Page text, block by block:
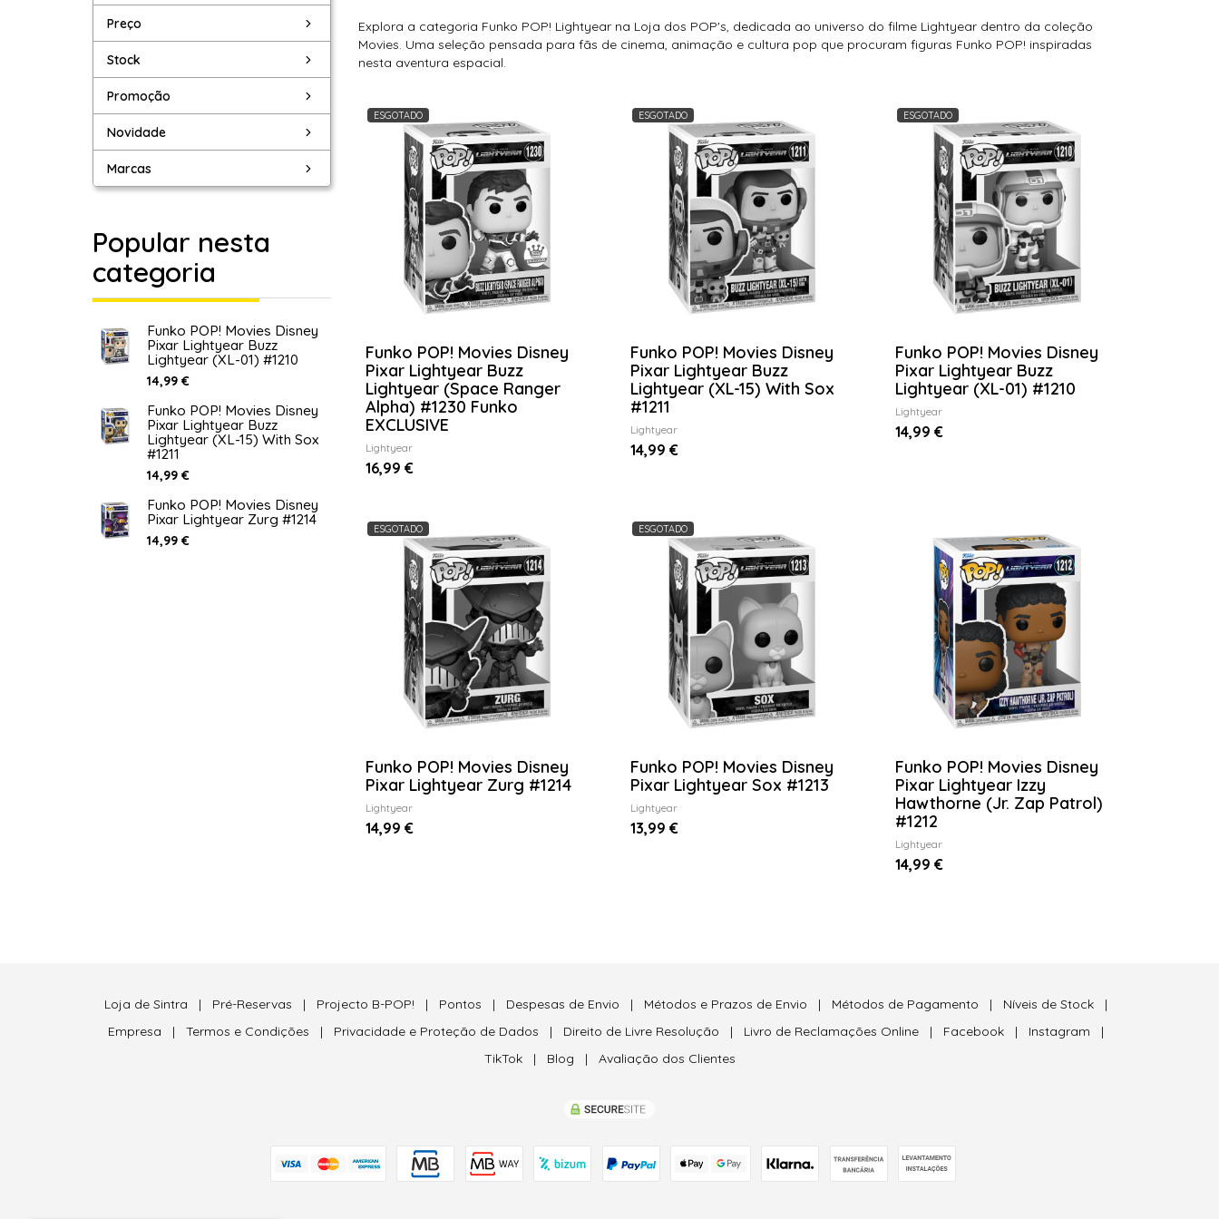
Preço
Stock
Promoção
Novidade
Marcas
Popular nesta
categoria
Funko POP! Movies Disney
Pixar Lightyear Buzz
Lightyear (XL-01) #1210
14,99 €
Funko POP! Movies Disney
Pixar Lightyear Buzz
Lightyear (XL-15) With Sox
#1211
14,99 €
Funko POP! Movies Disney
Pixar Lightyear Zurg #1214
14,99 €
Explora a categoria Funko POP! Lightyear na Loja dos POP's, dedicada ao universo do filme Lightyear dentro da coleção
Movies. Uma seleção pensada para fãs de cinema, animação e cultura pop que procuram figuras Funko POP! inspiradas
nesta aventura espacial.
ESGOTADO
Funko POP! Movies Disney
Pixar Lightyear Buzz
Lightyear (Space Ranger
Alpha) #1230 Funko
EXCLUSIVE
Lightyear
16,99 €
ESGOTADO
Funko POP! Movies Disney
Pixar Lightyear Buzz
Lightyear (XL-15) With Sox
#1211
Lightyear
14,99 €
ESGOTADO
Funko POP! Movies Disney
Pixar Lightyear Buzz
Lightyear (XL-01) #1210
Lightyear
14,99 €
ESGOTADO
Funko POP! Movies Disney
Pixar Lightyear Zurg #1214
Lightyear
14,99 €
ESGOTADO
Funko POP! Movies Disney
Pixar Lightyear Sox #1213
Lightyear
13,99 €
Funko POP! Movies Disney
Pixar Lightyear Izzy
Hawthorne (Jr. Zap Patrol)
#1212
Lightyear
14,99 €
Loja de Sintra | Pré-Reservas | Projecto B-POP! | Pontos | Despesas de Envio | Métodos e Prazos de Envio | Métodos de Pagamento | Níveis de Stock |
Empresa | Termos e Condições | Privacidade e Proteção de Dados | Direito de Livre Resolução | Livro de Reclamações Online | Facebook | Instagram |
TikTok| Blog | Avaliação dos Clientes